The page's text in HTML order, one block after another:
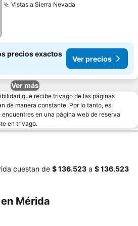
Vistas a Sierra Nevada
precios exactos
Ver precios
Ver más
que recibe trivago de las páginas
de manera constante. Por lo tanto, es
encuentres en una página web de reserva
en trivago.
cuestan de ‎$ 136.523 a ‎$ 136.523
Mérida